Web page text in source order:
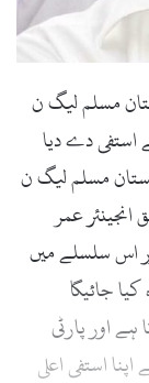
مسلم لیگ ن
استفی دے دیا
مسلم لیگ ن
عمر
اس سلسلے میں
جائیگا
ہے اور پارٹی
استفی اعلی